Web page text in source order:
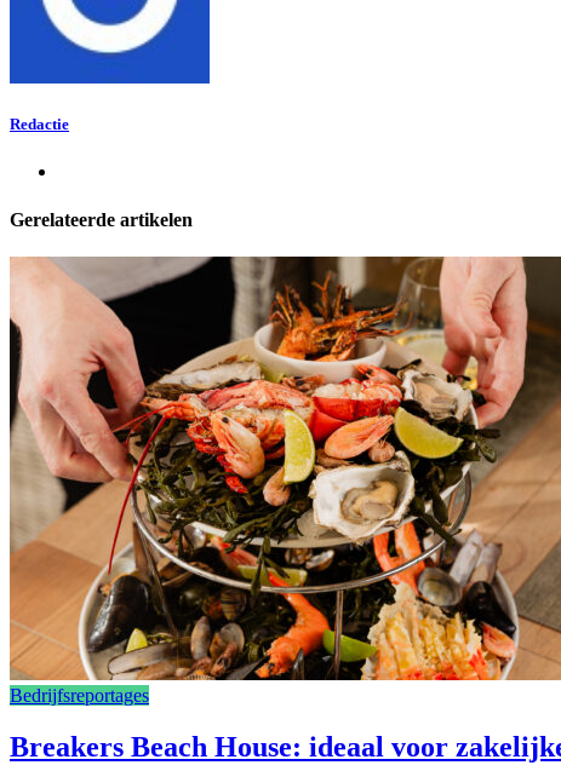
Redactie
Gerelateerde artikelen
Bedrijfsreportages
Breakers Beach House: ideaal voor